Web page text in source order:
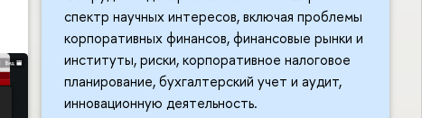
спектр научных интересов, включая проблемы
корпоративных финансов, финансовые рынки и
институты, риски, корпоративное налоговое
планирование, бухгалтерский учет и аудит,
инновационную деятельность.